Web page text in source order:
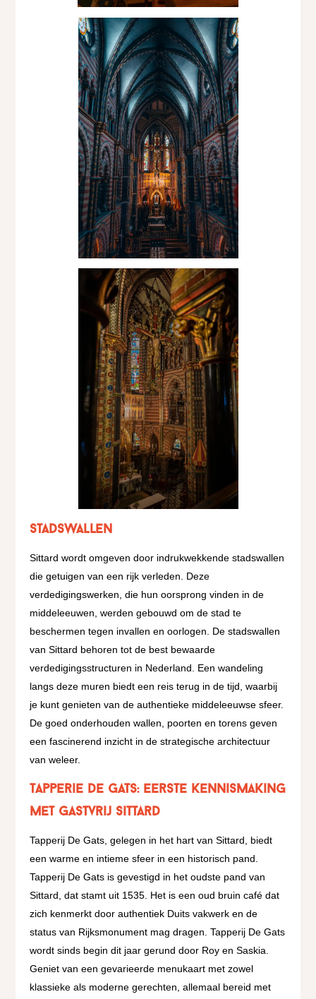
Stadswallen
Sittard wordt omgeven door indrukwekkende stadswallen
die getuigen van een rijk verleden. Deze
verdedigingswerken, die hun oorsprong vinden in de
middeleeuwen, werden gebouwd om de stad te
beschermen tegen invallen en oorlogen. De stadswallen
van Sittard behoren tot de best bewaarde
verdedigingsstructuren in Nederland. Een wandeling
langs deze muren biedt een reis terug in de tijd, waarbij
je kunt genieten van de authentieke middeleeuwse sfeer.
De goed onderhouden wallen, poorten en torens geven
een fascinerend inzicht in de strategische architectuur
van weleer.
Tapperie de Gats: eerste kennismaking
met gastvrij Sittard
Tapperij De Gats, gelegen in het hart van Sittard, biedt
een warme en intieme sfeer in een historisch pand.
Tapperij De Gats is gevestigd in het oudste pand van
Sittard, dat stamt uit 1535. Het is een oud bruin café dat
zich kenmerkt door authentiek Duits vakwerk en de
status van Rijksmonument mag dragen. Tapperij De Gats
wordt sinds begin dit jaar gerund door Roy en Saskia.
Geniet van een gevarieerde menukaart met zowel
klassieke als moderne gerechten, allemaal bereid met